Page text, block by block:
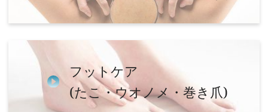
フットケア
(たこ・ウオノメ・巻き爪)